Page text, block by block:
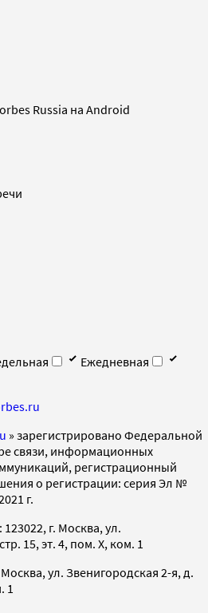
Russia на Android
Ежедневная
» зарегистрировано Федеральной
связи, информационных
регистрационный
о регистрации: серия Эл №
г.
г. Москва, ул.
15, эт. 4, пом. X, ком. 1
ул. Звенигородская 2-я, д.
1